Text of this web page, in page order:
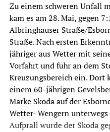
Zu einem schweren Unfall
kam es am 28. Mai, gegen
Albringhauser Straße/
Straße. Nach ersten
jähriger aus Wetter mit
Vorfahrt und fuhr an dem
Kreuzungsbereich ein.
einem 60-jährigen
Marke Skoda auf der
Wetter- Wengern
Aufprall wurde der Skoda